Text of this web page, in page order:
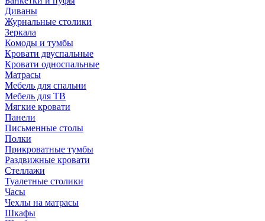
Диваны
Журнальные столики
Зеркала
Комоды и тумбы
Кровати двуспальные
Кровати односпальные
Матрасы
Мебель для спальни
Мебель для ТВ
Мягкие кровати
Панели
Письменные столы
Полки
Прикроватные тумбы
Раздвижные кровати
Стеллажи
Туалетные столики
Часы
Чехлы на матрасы
Шкафы